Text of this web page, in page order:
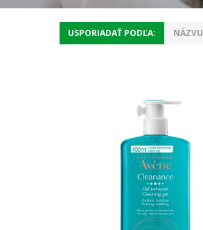
USPORIADAŤ PODĽA: NÁZVU